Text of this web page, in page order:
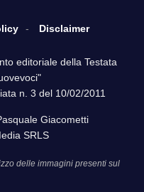
Disclaimer
editoriale della Testata
n. 3 del 10/02/2011
Giacometti
SRLS
delle immagini presenti sul